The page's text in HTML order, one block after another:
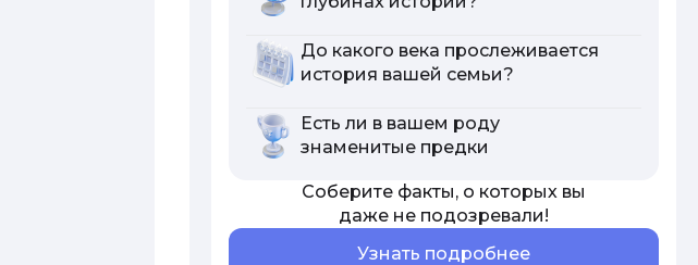
До какого века прослеживается
история вашей семьи?
Есть ли в вашем роду
знаменитые предки
Соберите факты, о которых вы
даже не подозревали!
Узнать подробнее